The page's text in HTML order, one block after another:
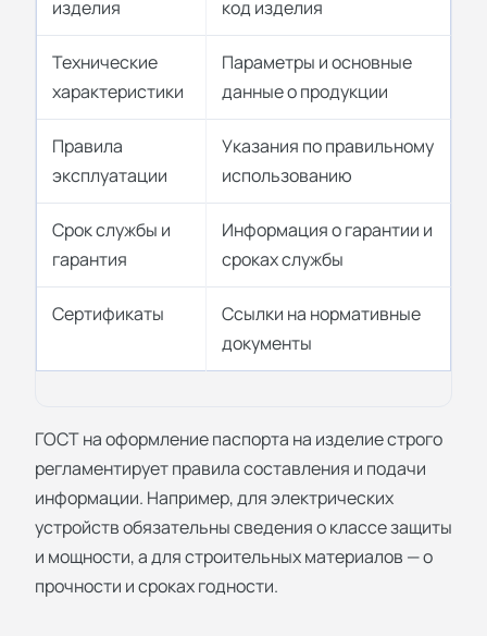
изделия код изделия
Технические
характеристики
Параметры и основные
данные о продукции
Правила
эксплуатации
Указания по правильному
использованию
Срок службы и
гарантия
Информация о гарантии и
сроках службы
Сертификаты
Ссылки на нормативные
документы
ГОСТ на оформление паспорта на изделие строго
регламентирует правила составления и подачи
информации. Например, для электрических
устройств обязательны сведения о классе защиты
и мощности, а для строительных материалов — о
прочности и сроках годности.